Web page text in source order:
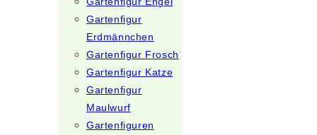
Gartenfigur
Erdmännchen
Gartenfigur Frosch
Gartenfigur Katze
Gartenfigur
Maulwurf
Gartenfiguren